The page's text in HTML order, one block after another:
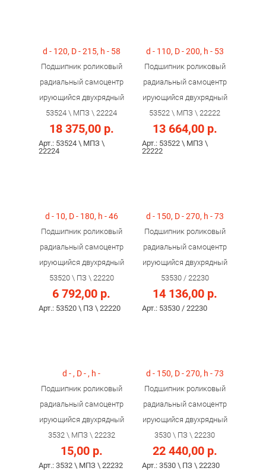
d - 120, D - 215, h - 58
Подшипник роликовый
радиальный самоцентр
ирующийся двухрядный
53524 \ МПЗ \ 22224
18 375,00 р.
Арт.: 53524 \ МПЗ \
22224
d - 110, D - 200, h - 53
Подшипник роликовый
радиальный самоцентр
ирующийся двухрядный
53522 \ МПЗ \ 22222
13 664,00 р.
Арт.: 53522 \ МПЗ \
22222
d - 10, D - 180, h - 46
Подшипник роликовый
радиальный самоцентр
ирующийся двухрядный
53520 \ ПЗ \ 22220
6 792,00 р.
Арт.: 53520 \ ПЗ \ 22220
d - 150, D - 270, h - 73
Подшипник роликовый
радиальный самоцентр
ирующийся двухрядный
53530 / 22230
14 136,00 р.
Арт.: 53530 / 22230
d - , D - , h -
Подшипник роликовый
радиальный самоцентр
ирующийся двухрядный
3532 \ МПЗ \ 22232
15,00 р.
Арт.: 3532 \ МПЗ \ 22232
d - 150, D - 270, h - 73
Подшипник роликовый
радиальный самоцентр
ирующийся двухрядный
3530 \ ПЗ \ 22230
22 440,00 р.
Арт.: 3530 \ ПЗ \ 22230